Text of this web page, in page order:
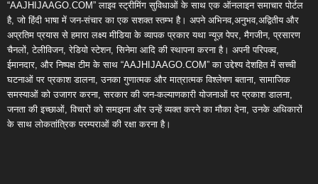
“AAJHIJAAGO.COM” लाइव स्ट्रीमिंग सुविधाओं के साथ एक ऑनलाइन समाचार पोर्टल
है, जो हिंदी भाषा में जन-संचार का एक सशक्त स्तम्भ है। अपने अभिनव,अनुभव,अद्वितीय और
अप्रतिम प्रयास से हमारा लक्ष्य मीडिया के व्यापक प्रकार यथा न्यूज़ पेपर, मैगजीन, प्रसारण
चैनलों, टेलीविजन, रेडियो स्टेशन, सिनेमा आदि की स्थापना करना है। अपनी परिपक्व,
ईमानदार, और निष्पक्ष टीम के साथ “AAJHIJAAGO.COM” का उद्देश्य देशहित में सच्ची
घटनाओं पर प्रकाश डालना, उनका गुणात्मक और मात्रात्मक विश्लेषण बताना, सामाजिक
समस्याओं को उजागर करना, सरकार की जन-कल्याणकारी योजनाओं पर प्रकाश डालना,
जनता की इच्छाओं, विचारों को समझना और उन्हें व्यक्त करने का मौका देना, उनके अधिकारों
के साथ लोकतांत्रिक परम्पराओं की रक्षा करना है।